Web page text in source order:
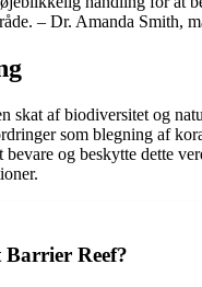
– Dr. Amanda Smith,
skat af biodiversitet og
som blegning af
og beskytte dette
Reef?